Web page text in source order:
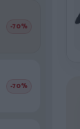
-70%
-70%